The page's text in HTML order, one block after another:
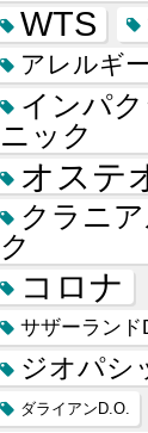
WTS
アレルギー
インパ
ニック
オステ
クラニ
ク
コロナ
サザーランド
ジオパシ
ダライアンD.O.